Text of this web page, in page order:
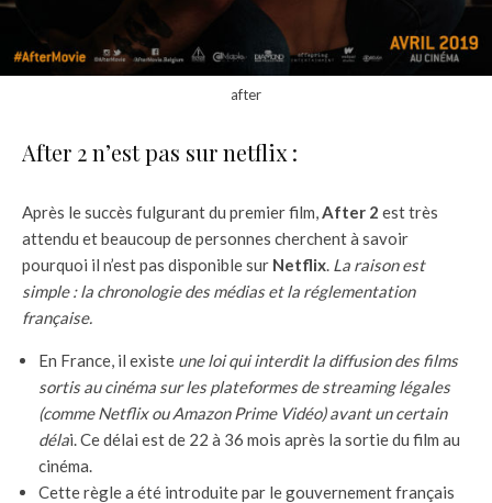
after
After 2 n’est pas sur netflix :
Après le succès fulgurant du premier film,After 2 est très
attendu et beaucoup de personnes cherchent à savoir
pourquoi il n’est pas disponible sur Netflix. La raison est
simple : la chronologie des médias et la réglementation
française.
En France, il existe une loi qui interdit la diffusion des films
sortis au cinéma sur les plateformes de streaming légales
(comme Netflix ou Amazon Prime Vidéo) avant un certain
délai. Ce délai est de 22 à 36 mois après la sortie du film au
cinéma.
Cette règle a été introduite par le gouvernement français